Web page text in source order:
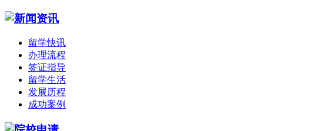
留学快讯
办理流程
签证指导
留学生活
发展历程
成功案例